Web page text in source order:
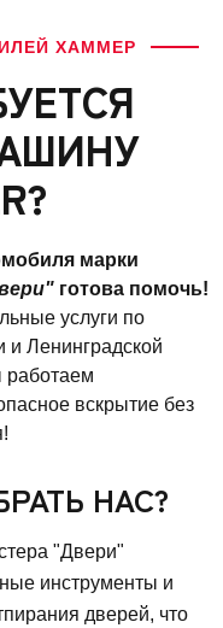
ХАММЕР
марки
готова помочь!
услуги по
и Ленинградской
работаем
вскрытие без
НАС?
"Двери"
инструменты и
дверей, что